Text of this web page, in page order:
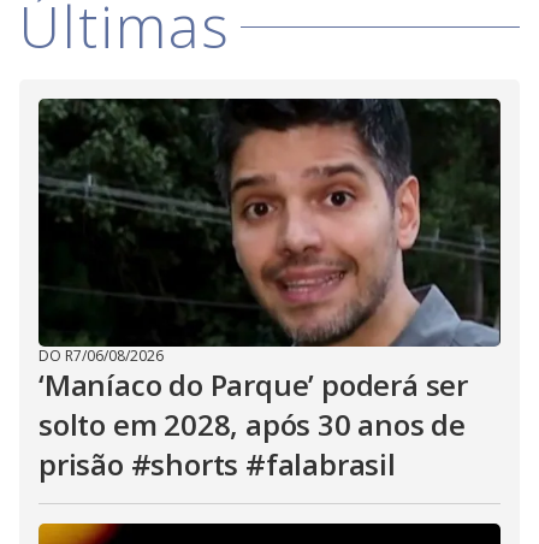
i
d
e
o
Últimas
DO R7/06/08/2026
‘Maníaco do Parque’ poderá ser
solto em 2028, após 30 anos de
prisão #shorts #falabrasil